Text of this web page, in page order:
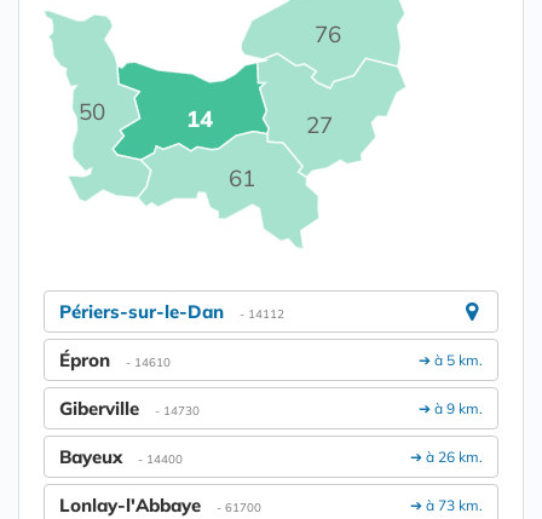
14 27
50
61
76
Périers-sur-le-Dan - 14112
➔ à 5 km.
Épron - 14610
➔ à 9 km.
Giberville - 14730
➔ à 26 km.
Bayeux - 14400
➔ à 73 km.
Lonlay-l'Abbaye - 61700